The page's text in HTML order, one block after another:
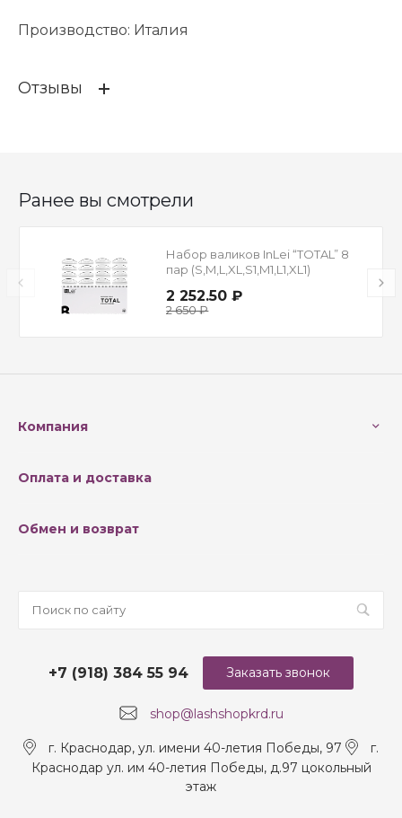
Производство: Италия
Отзывы
Ранее вы смотрели
Набор валиков InLei “TOTAL” 8
пар (S,M,L,XL,S1,M1,L1,XL1)
2 252.50 ₽
2 650 ₽
Компания
Оплата и доставка
Обмен и возврат
shop@lashshopkrd.ru
+7 (918) 384 55 94
г. Краснодар, ул. имени 40-летия Победы, 97
г.
Краснодар ул. им 40-летия Победы, д.97 цокольный
этаж
Заказать звонок